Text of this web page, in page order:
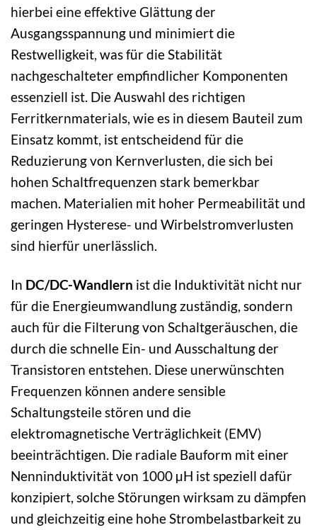
hierbei eine effektive Glättung der
Ausgangsspannung und minimiert die
Restwelligkeit, was für die Stabilität
nachgeschalteter empfindlicher Komponenten
essenziell ist. Die Auswahl des richtigen
Ferritkernmaterials, wie es in diesem Bauteil zum
Einsatz kommt, ist entscheidend für die
Reduzierung von Kernverlusten, die sich bei
hohen Schaltfrequenzen stark bemerkbar
machen. Materialien mit hoher Permeabilität und
geringen Hysterese- und Wirbelstromverlusten
sind hierfür unerlässlich.
In DC/DC-Wandlern ist die Induktivität nicht nur
für die Energieumwandlung zuständig, sondern
auch für die Filterung von Schaltgeräuschen, die
durch die schnelle Ein- und Ausschaltung der
Transistoren entstehen. Diese unerwünschten
Frequenzen können andere sensible
Schaltungsteile stören und die
elektromagnetische Verträglichkeit (EMV)
beeinträchtigen. Die radiale Bauform mit einer
Nenninduktivität von 1000 µH ist speziell dafür
konzipiert, solche Störungen wirksam zu dämpfen
und gleichzeitig eine hohe Strombelastbarkeit zu